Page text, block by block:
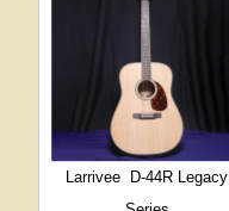
Larrivee
D-44R Legacy